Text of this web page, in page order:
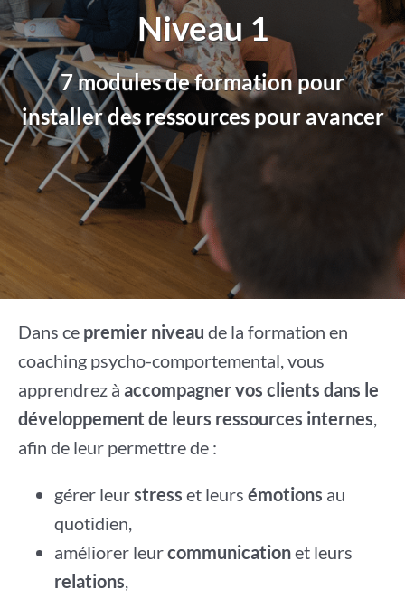
Niveau 1
7 modules de formation pour
installer des ressources pour avancer
Dans ce premier niveau de la formation en
coaching psycho-comportemental, vous
apprendrez à accompagner vos clients dans le
développement de leurs ressources internes,
afin de leur permettre de :
gérer leurstress et leurs émotions au
quotidien,
améliorer leurcommunicationet leurs
relations,